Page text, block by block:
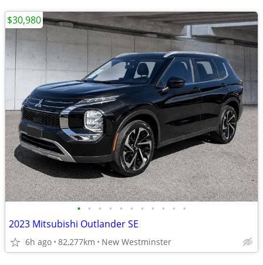
• • • • • • • • • • •
2023 Mitsubishi Outlander SE
6h ago 82,277km New Westminster
$30,980